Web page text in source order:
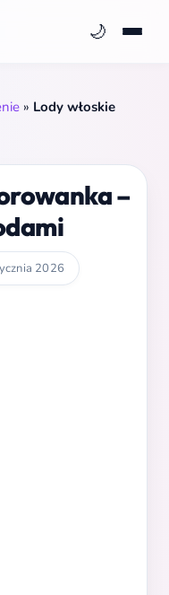
🌙
» Lody włoskie
–
2026